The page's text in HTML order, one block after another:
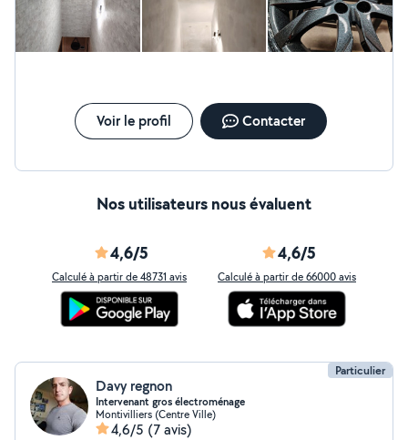
Voir le profil Contacter
Nos utilisateurs nous évaluent
4,6/5
Calculé à partir de 48731 avis
4,6/5
Calculé à partir de 66000 avis
Particulier
Davy regnon
Intervenant gros électroménage
Montivilliers (Centre Ville)
4,6/5 (7 avis)